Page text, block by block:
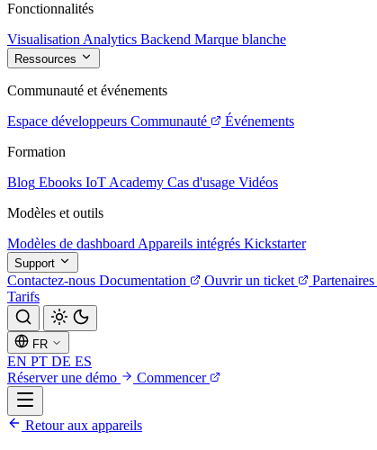
Fonctionnalités
Visualisation Analytics Backend Marque blanche
Ressources
Communauté et événements
Espace développeurs Communauté
Événements
Formation
Blog Ebooks IoT Academy Cas d'usage Vidéos
Modèles et outils
Modèles de dashboard Appareils intégrés Kickstarter
Support
Contactez-nous Documentation Ouvrir un ticket Partenaires
Tarifs
FR
EN PT DE ES
Réserver une démo
Commencer
Retour aux appareils